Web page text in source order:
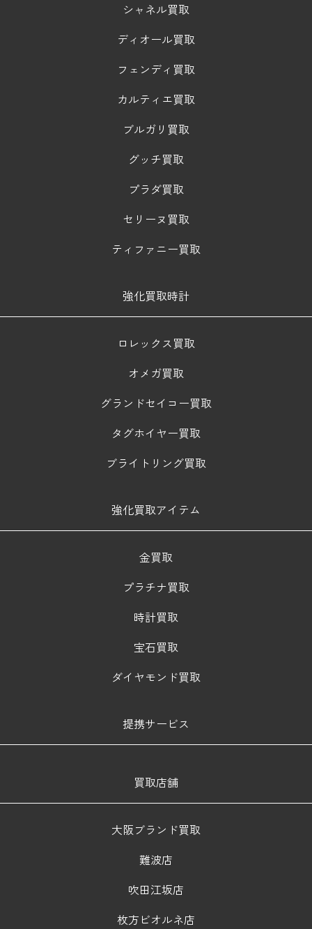
シャネル買取
ディオール買取
フェンディ買取
カルティエ買取
ブルガリ買取
グッチ買取
プラダ買取
セリーヌ買取
ティファニー買取
強化買取時計
ロレックス買取
オメガ買取
グランドセイコー買取
タグホイヤー買取
ブライトリング買取
強化買取アイテム
金買取
プラチナ買取
時計買取
宝石買取
ダイヤモンド買取
提携サービス
買取店舗
大阪ブランド買取
難波店
吹田江坂店
枚方ビオルネ店